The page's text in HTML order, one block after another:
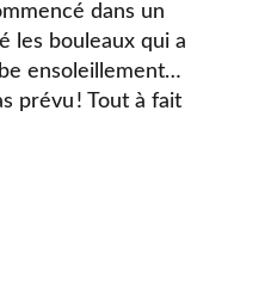
dans un
les bouleaux qui a
ensoleillement…
prévu ! Tout à fait